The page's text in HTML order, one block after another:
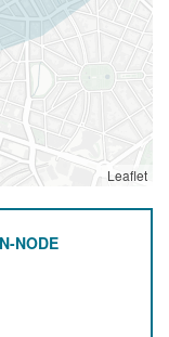
Leaflet
NODE